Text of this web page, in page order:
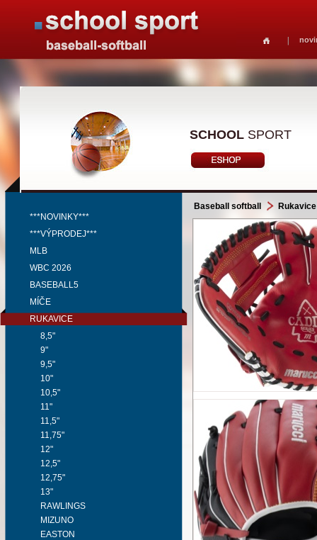
SCHOOL SPORT
***NOVINKY***
***VÝPRODEJ***
MLB
WBC 2026
BASEBALL5
MÍČE
RUKAVICE
8,5"
9"
9,5"
10"
10,5"
11"
11,5"
11,75"
12"
12,5"
12,75"
13"
RAWLINGS
MIZUNO
EASTON
Baseball softball Rukavice